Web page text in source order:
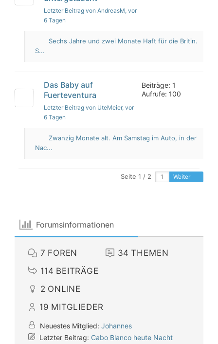
Letzter Beitrag von AndreasM, vor
6 Tagen
Sechs Jahre und zwei Monate Haft für die Britin.
S...
Das Baby auf
Fuerteventura
Letzter Beitrag von UteMeier, vor
6 Tagen
Beiträge: 1
Aufrufe: 100
Zwanzig Monate alt. Am Samstag im Auto, in der
Nac...
Seite 1 / 2 Weiter
Forumsinformationen
7 FOREN 34 THEMEN
114 BEITRÄGE
2 ONLINE
19 MITGLIEDER
Neuestes Mitglied: Johannes
Letzter Beitrag: Cabo Blanco heute Nacht